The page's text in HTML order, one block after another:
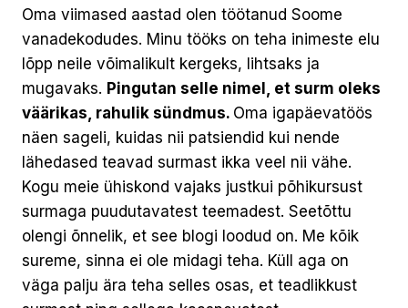
Oma viimased aastad olen töötanud Soome
vanadekodudes. Minu tööks on teha inimeste elu
lõpp neile võimalikult kergeks, lihtsaks ja
mugavaks. Pingutan selle nimel, et surm oleks
väärikas, rahulik sündmus. Oma igapäevatöös
näen sageli, kuidas nii patsiendid kui nende
lähedased teavad surmast ikka veel nii vähe.
Kogu meie ühiskond vajaks justkui põhikursust
surmaga puudutavatest teemadest. Seetõttu
olengi õnnelik, et see blogi loodud on. Me kõik
sureme, sinna ei ole midagi teha. Küll aga on
väga palju ära teha selles osas, et teadlikkust